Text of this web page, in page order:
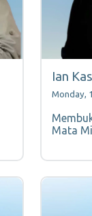
Ian
Monday,
Mata